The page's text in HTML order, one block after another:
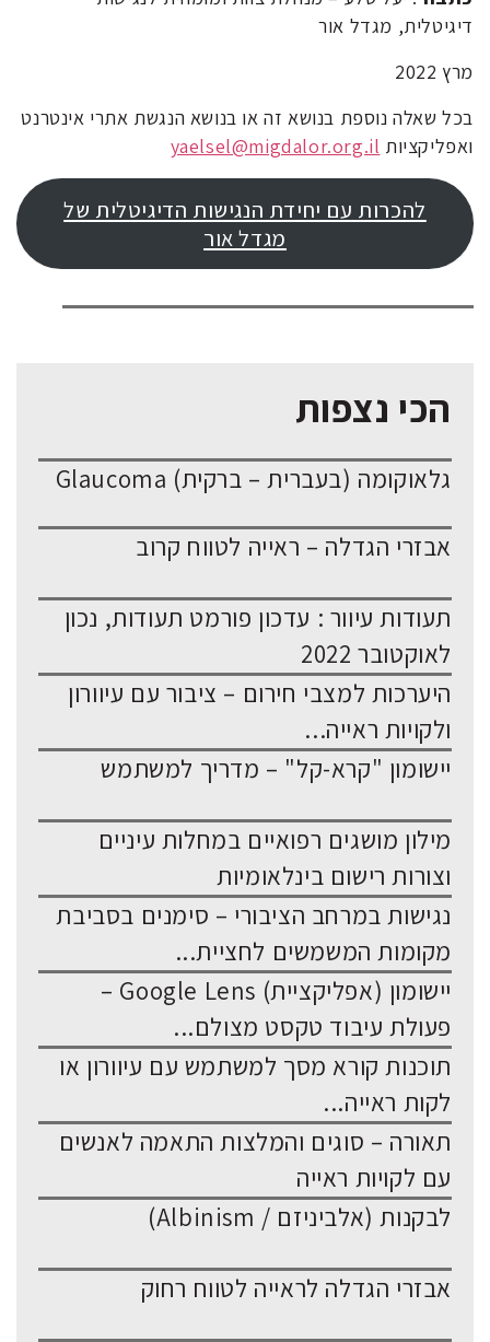
דיגיטלית, מגדל אור
מרץ 2022
בכל שאלה נוספת בנושא זה או בנושא הנגשת אתרי אינטרנט
ואפליקציות yaelsel@migdalor.org.il
להכרות עם יחידת הנגישות הדיגיטלית של
מגדל אור
הכי נצפות
גלאוקומה (בעברית – ברקית) Glaucoma
אבזרי הגדלה – ראייה לטווח קרוב
תעודות עיוור : עדכון פורמט תעודות, נכון
לאוקטובר 2022
היערכות למצבי חירום – ציבור עם עיוורון
ולקויות ראייה...
יישומון "קרא-קל" – מדריך למשתמש
מילון מושגים רפואיים במחלות עיניים
וצורות רישום בינלאומיות
נגישות במרחב הציבורי – סימנים בסביבת
מקומות המשמשים לחציית...
יישומון (אפליקציית) Google Lens –
פעולת עיבוד טקסט מצולם...
תוכנות קורא מסך למשתמש עם עיוורון או
לקות ראייה...
תאורה – סוגים והמלצות התאמה לאנשים
עם לקויות ראייה
לבקנות (אלביניזם / Albinism)
אבזרי הגדלה לראייה לטווח רחוק